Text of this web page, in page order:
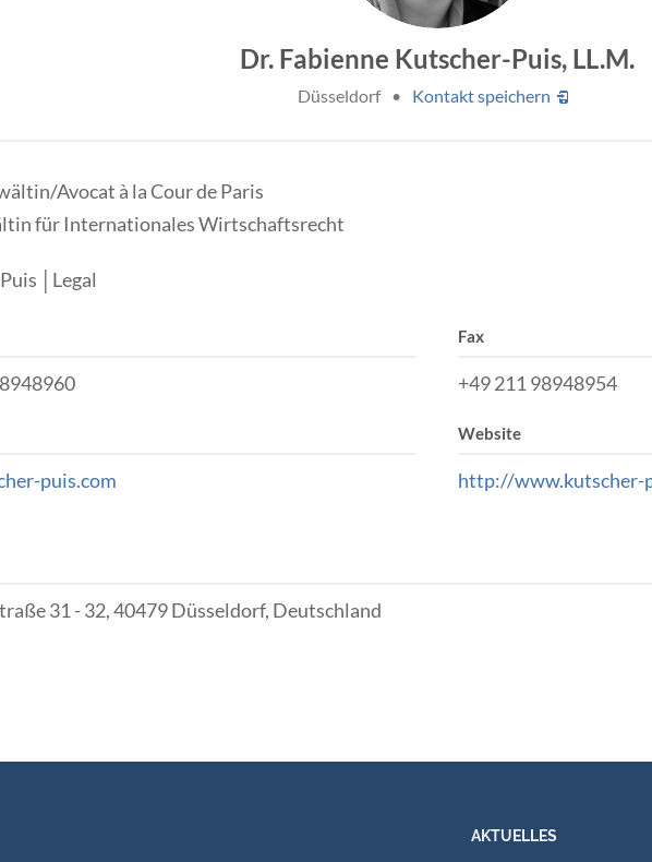
Dr. Fabienne Kutscher-Puis, LL.M.
Düsseldorf • Kontakt speichern
Avocat à la Cour de Paris
für Internationales Wirtschaftsrecht
│Legal
puis.com
Fax
+49 211 98948954
Website
http://www.kutscher-
31 - 32, 40479 Düsseldorf, Deutschland
AKTUELLES